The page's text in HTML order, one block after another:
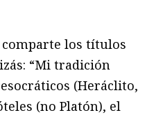
comparte los títulos
“Mi tradición
(Heráclito,
(no Platón), el